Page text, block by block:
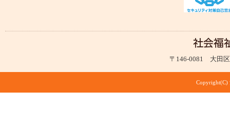
〒146-0081 大田
Copyright(C)